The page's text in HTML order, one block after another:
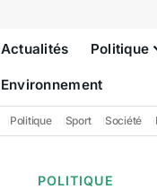
Actualités Politique
Environnement
Politique Sport Société
POLITIQUE